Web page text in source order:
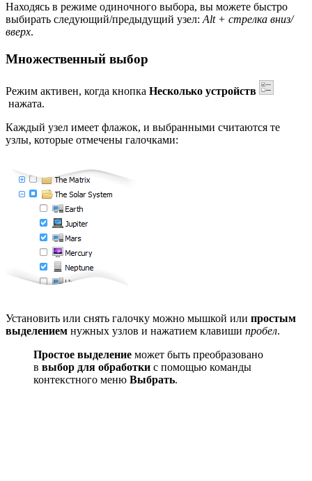
Находясь в режиме одиночного выбора, вы можете быстро
выбирать следующий/предыдущий узел: Alt + стрелка вниз/
вверх.
Множественный выбор
Режим активен, когда кнопка Несколько устройств
нажата.
Каждый узел имеет флажок, и выбранными считаются те
узлы, которые отмечены галочками:
Установить или снять галочку можно мышкой или простым
выделением нужных узлов и нажатием клавиши пробел.
Простое выделение может быть преобразовано
в выбор для обработки с помощью команды
контекстного меню Выбрать.